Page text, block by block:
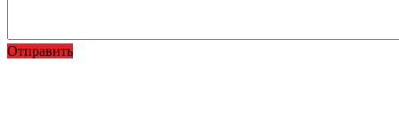
Отправить